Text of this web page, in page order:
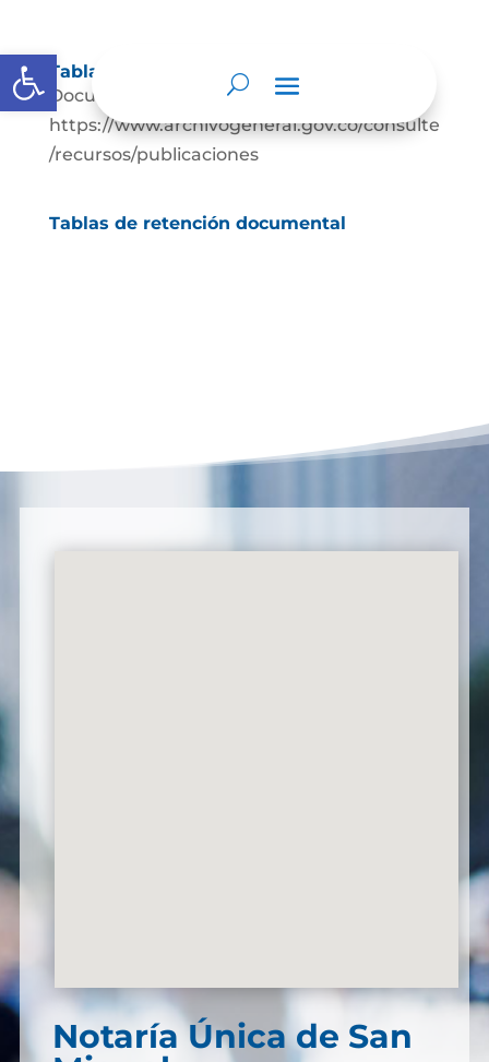
Abrir barra de herramientas
Tablas de retención documental
Documentación de apoyo
https://www.archivogeneral.gov.co/consulte
/recursos/publicaciones
Tablas de retención documental
Notaría Única de San